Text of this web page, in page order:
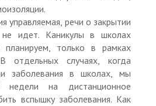
управляемая, речи о закрытии
не идет. Каникулы в школах
только в рамках
отдельных случаях, когда
заболевания в школах, мы
на дистанционное
вспышку заболевания. Как